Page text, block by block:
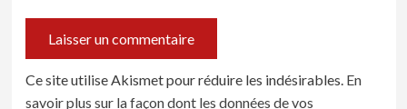
Ce site utilise Akismet pour réduire les indésirables. En
savoir plus sur la façon dont les données de vos